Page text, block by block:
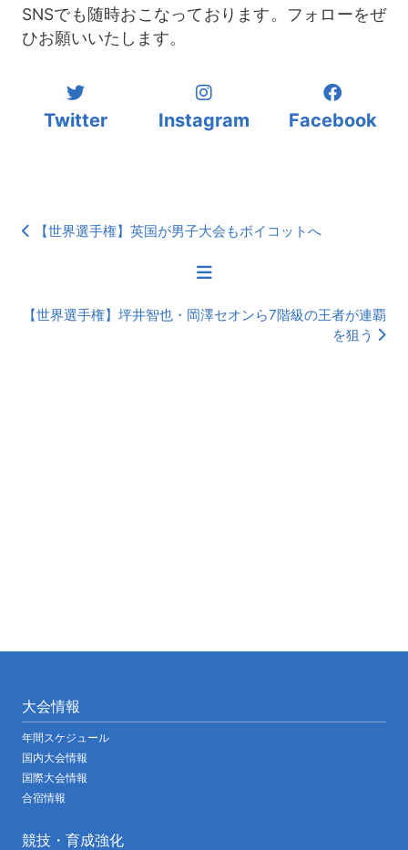
SNSでも随時おこなっております。フォローをぜ
ひお願いいたします。
Twitter Instagram Facebook
【世界選手権】英国が男子大会もボイコットへ
【世界選手権】坪井智也・岡澤セオンら7階級の王者が連覇
を狙う
大会情報
年間スケジュール
国内大会情報
国際大会情報
合宿情報
競技・育成強化